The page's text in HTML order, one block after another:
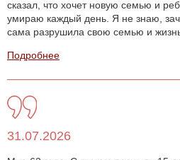
сказал, что хочет новую семью и
умираю каждый день. Я не знаю,
сама разрушила свою семью и
Подробнее
31.07.2026